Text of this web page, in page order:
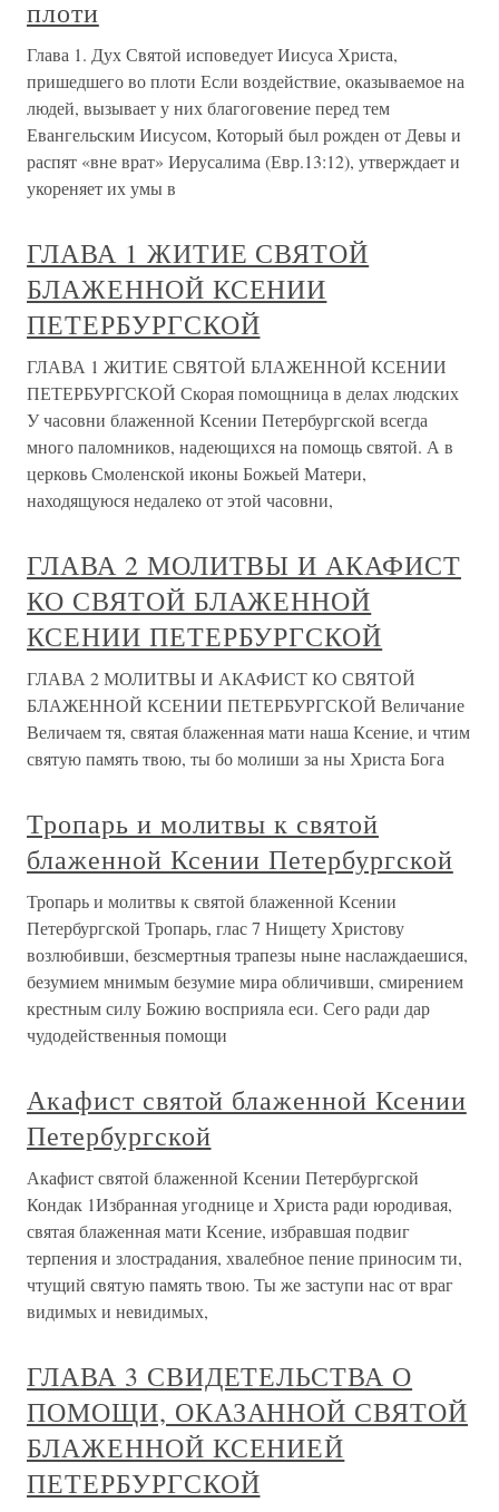
плоти
Глава 1. Дух Святой исповедует Иисуса Христа,
пришедшего во плоти Если воздействие, оказываемое на
людей, вызывает у них благоговение перед тем
Евангельским Иисусом, Который был рожден от Девы и
распят «вне врат» Иерусалима (Евр.13:12), утверждает и
укореняет их умы в
ГЛАВА 1 ЖИТИЕ СВЯТОЙ
БЛАЖЕННОЙ КСЕНИИ
ПЕТЕРБУРГСКОЙ
ГЛАВА 1 ЖИТИЕ СВЯТОЙ БЛАЖЕННОЙ КСЕНИИ
ПЕТЕРБУРГСКОЙ Скорая помощница в делах людских
У часовни блаженной Ксении Петербургской всегда
много паломников, надеющихся на помощь святой. А в
церковь Смоленской иконы Божьей Матери,
находящуюся недалеко от этой часовни,
ГЛАВА 2 МОЛИТВЫ И АКАФИСТ
КО СВЯТОЙ БЛАЖЕННОЙ
КСЕНИИ ПЕТЕРБУРГСКОЙ
ГЛАВА 2 МОЛИТВЫ И АКАФИСТ КО СВЯТОЙ
БЛАЖЕННОЙ КСЕНИИ ПЕТЕРБУРГСКОЙ Величание
Величаем тя, святая блаженная мати наша Ксение, и чтим
святую память твою, ты бо молиши за ны Христа Бога
Тропарь и молитвы к святой
блаженной Ксении Петербургской
Тропарь и молитвы к святой блаженной Ксении
Петербургской Тропарь, глас 7 Нищету Христову
возлюбивши, безсмертныя трапезы ныне наслаждаешися,
безумием мнимым безумие мира обличивши, смирением
крестным силу Божию восприяла еси. Сего ради дар
чудодейственныя помощи
Акафист святой блаженной Ксении
Петербургской
Акафист святой блаженной Ксении Петербургской
Кондак 1Избранная угоднице и Христа ради юродивая,
святая блаженная мати Ксение, избравшая подвиг
терпения и злострадания, хвалебное пение приносим ти,
чтущий святую память твою. Ты же заступи нас от враг
видимых и невидимых,
ГЛАВА 3 СВИДЕТЕЛЬСТВА О
ПОМОЩИ, ОКАЗАННОЙ СВЯТОЙ
БЛАЖЕННОЙ КСЕНИЕЙ
ПЕТЕРБУРГСКОЙ